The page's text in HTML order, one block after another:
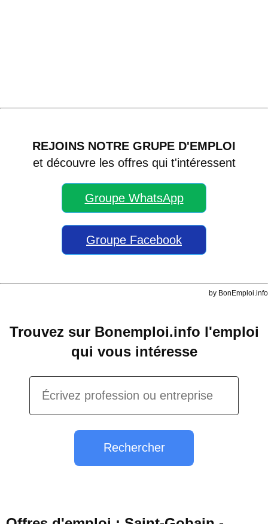
REJOINS NOTRE GRUPE D'EMPLOI
et découvre les offres qui t'intéressent
Groupe WhatsApp
Groupe Facebook
by BonEmploi.info
Trouvez sur Bonemploi.info l'emploi
qui vous intéresse
Rechercher